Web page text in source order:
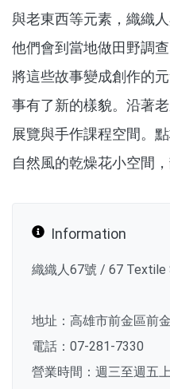
與老東西等元素，織織
他們會到當地做田野調
將這些故事變成創作的
事有了新的樣貌。沿著
展覽與手作課程空間。
自然風的乾燥花小空間
Information
織織人67號 / 67 Textile
地址：高雄市前金區前
電話：07-281-7330
營業時間：週三至週五